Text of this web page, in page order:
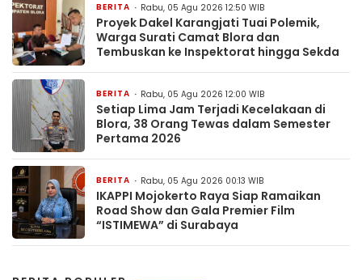
BERITA Rabu, 05 Agu 2026 12:50 WIB
Proyek Dakel Karangjati Tuai Polemik,
Warga Surati Camat Blora dan
Tembuskan ke Inspektorat hingga Sekda
BERITA Rabu, 05 Agu 2026 12:00 WIB
Setiap Lima Jam Terjadi Kecelakaan di
Blora, 38 Orang Tewas dalam Semester
Pertama 2026
BERITA Rabu, 05 Agu 2026 00:13 WIB
IKAPPI Mojokerto Raya Siap Ramaikan
Road Show dan Gala Premier Film
“ISTIMEWA” di Surabaya